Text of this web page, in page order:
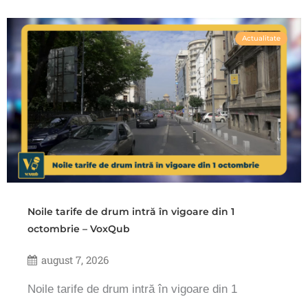
Actualitate
Noile tarife de drum intră în vigoare din 1
octombrie – VoxQub
august 7, 2026
Noile tarife de drum intră în vigoare din 1